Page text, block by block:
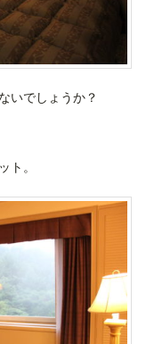
いでしょうか？
ト。